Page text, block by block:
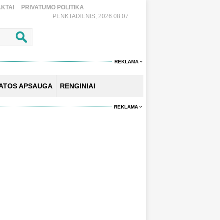
PRIVATUMO POLITIKA
PENKTADIENIS, 2026.08.07
REKLAMA
APSAUGA RENGINIAI
REKLAMA